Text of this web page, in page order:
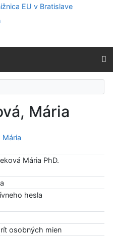
Mária
Mária
Mária PhD.
hesla
osobných mien